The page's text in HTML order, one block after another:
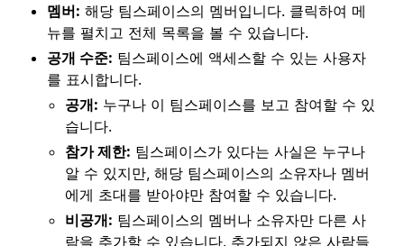
멤버: 해당 팀스페이스의 멤버입니다. 클릭하여 메
뉴를 펼치고 전체 목록을 볼 수 있습니다.
공개 수준: 팀스페이스에 액세스할 수 있는 사용자
를 표시합니다.
공개: 누구나 이 팀스페이스를 보고 참여할 수 있
습니다.
참가 제한: 팀스페이스가 있다는 사실은 누구나
알 수 있지만, 해당 팀스페이스의 소유자나 멤버
에게 초대를 받아야만 참여할 수 있습니다.
비공개: 팀스페이스의 멤버나 소유자만 다른 사
람을 추가할 수 있습니다. 추가되지 않은 사람들